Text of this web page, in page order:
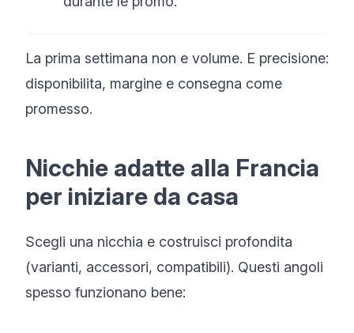
La prima settimana non e volume. E precisione:
disponibilita, margine e consegna come
promesso.
Nicchie adatte alla Francia
per iniziare da casa
Scegli una nicchia e costruisci profondita
(varianti, accessori, compatibili). Questi angoli
spesso funzionano bene: